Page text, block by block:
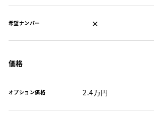
希望ナンバー ×
価格
オプション価格 2.4万円